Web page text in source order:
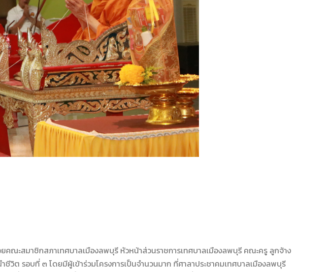
ะสมาชิกสภาเทศบาลเมืองลพบุรี หัวหน้าส่วนราชการเทศบาลเมืองลพบุรี คณะครู ลูกจ้าง
วิต รอบที่ ๓ โดยมีผู้เข้าร่วมโครงการเป็นจำนวนมาก ที่ศาลาประชาคมเทศบาลเมืองลพบุรี